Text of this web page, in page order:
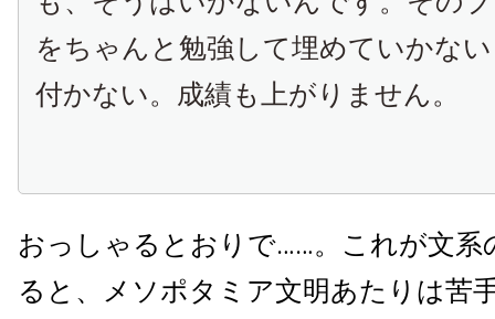
をちゃんと勉強して埋めていかな
付かない。成績も上がりません。
おっしゃるとおりで……。これが文系
ると、メソポタミア文明あたりは苦